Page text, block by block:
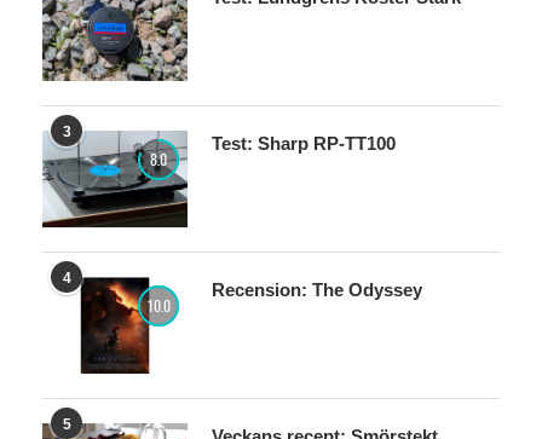
3
8.0
Test: Sharp RP-TT100
4
10.0
Recension: The Odyssey
5
Veckans recept: Smörstekt